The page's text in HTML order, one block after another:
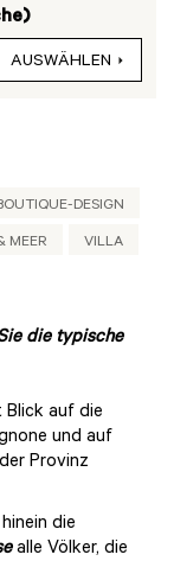
AUSWÄHLEN
DESIGN
MEER VILLA
die typische
Blick auf die
und auf
Provinz
die
alle Völker, die